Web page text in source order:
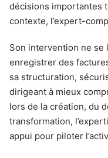
décisions importantes
contexte, l’expert-
Son intervention ne se
enregistrer des
sa structuration,
dirigeant à mieux
lors de la création, du
transformation,
appui pour piloter